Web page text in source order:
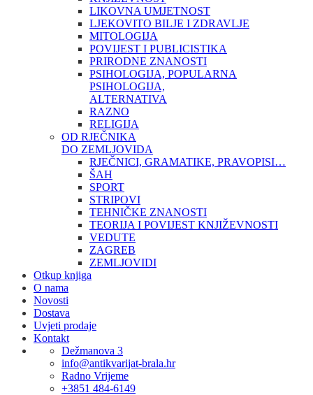
LIKOVNA UMJETNOST
LJEKOVITO BILJE I ZDRAVLJE
MITOLOGIJA
POVIJEST I PUBLICISTIKA
PRIRODNE ZNANOSTI
PSIHOLOGIJA, POPULARNA
PSIHOLOGIJA,
ALTERNATIVA
RAZNO
RELIGIJA
OD RJEČNIKA
DO ZEMLJOVIDA
RJEČNICI, GRAMATIKE, PRAVOPISI…
ŠAH
SPORT
STRIPOVI
TEHNIČKE ZNANOSTI
TEORIJA I POVIJEST KNJIŽEVNOSTI
VEDUTE
ZAGREB
ZEMLJOVIDI
Otkup knjiga
O nama
Novosti
Dostava
Uvjeti prodaje
Kontakt
Dežmanova 3
info@antikvarijat-brala.hr
Radno Vrijeme
+3851 484-6149